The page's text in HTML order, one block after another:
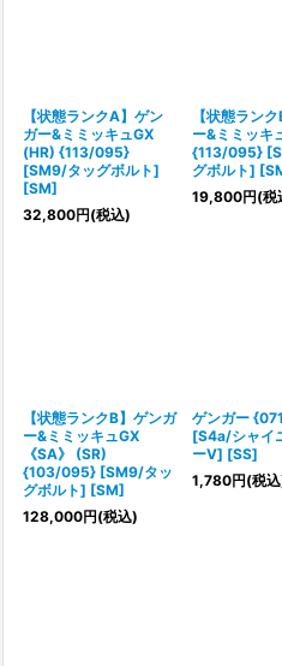
【状態ランクA】ゲン
ガー&ミミッキュGX
(HR) {113/095}
[SM9/タッグボルト]
[SM]
32,800円(税込)
【状態ラン
ー&ミミッキ
{113/095}
グボルト]
19,800円(税
【状態ランクB】ゲンガ
ー&ミミッキュGX
《SA》 (SR)
{103/095} [SM9/タッ
グボルト] [SM]
128,000円(税込)
ゲンガー
[S4a/シャイ
ーV] [SS]
1,780円(税